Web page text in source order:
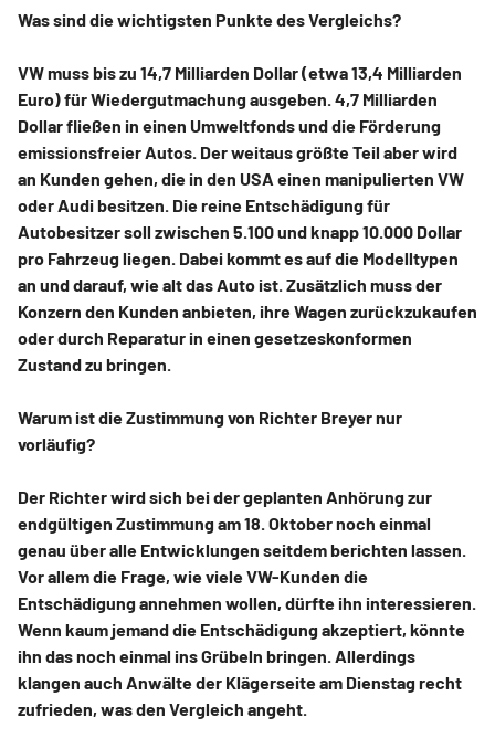
Was sind die wichtigsten Punkte des Vergleichs?
VW muss bis zu 14,7 Milliarden Dollar (etwa 13,4 Milliarden
Euro) für Wiedergutmachung ausgeben. 4,7 Milliarden
Dollar fließen in einen Umweltfonds und die Förderung
emissionsfreier Autos. Der weitaus größte Teil aber wird
an Kunden gehen, die in den USA einen manipulierten VW
oder Audi besitzen. Die reine Entschädigung für
Autobesitzer soll zwischen 5.100 und knapp 10.000 Dollar
pro Fahrzeug liegen. Dabei kommt es auf die Modelltypen
an und darauf, wie alt das Auto ist. Zusätzlich muss der
Konzern den Kunden anbieten, ihre Wagen zurückzukaufen
oder durch Reparatur in einen gesetzeskonformen
Zustand zu bringen.
Warum ist die Zustimmung von Richter Breyer nur
vorläufig?
Der Richter wird sich bei der geplanten Anhörung zur
endgültigen Zustimmung am 18. Oktober noch einmal
genau über alle Entwicklungen seitdem berichten lassen.
Vor allem die Frage, wie viele VW-Kunden die
Entschädigung annehmen wollen, dürfte ihn interessieren.
Wenn kaum jemand die Entschädigung akzeptiert, könnte
ihn das noch einmal ins Grübeln bringen. Allerdings
klangen auch Anwälte der Klägerseite am Dienstag recht
zufrieden, was den Vergleich angeht.